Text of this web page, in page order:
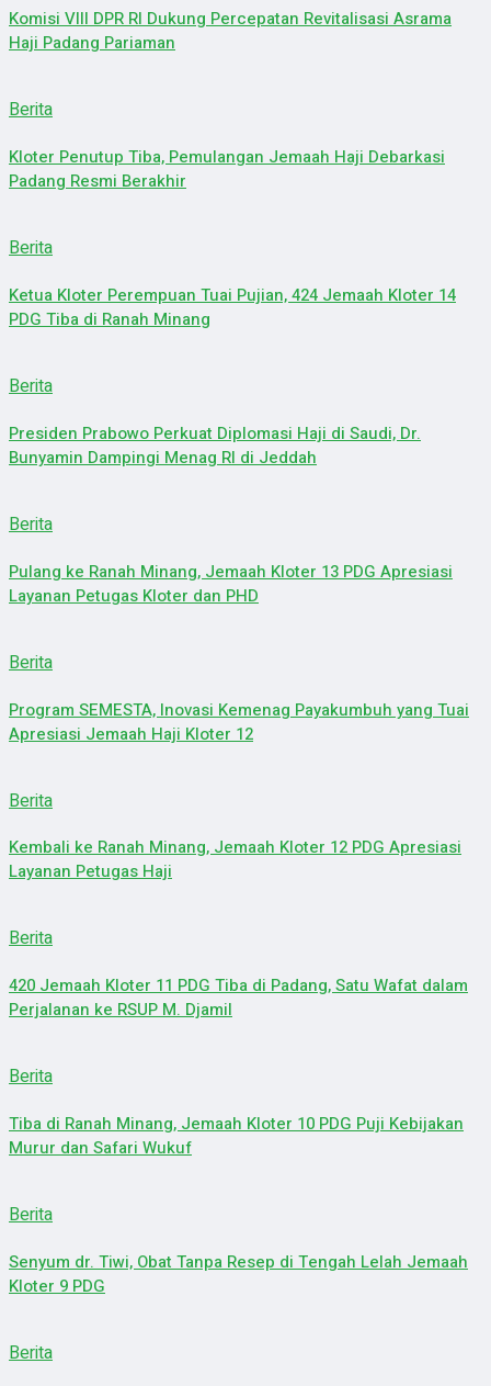
Komisi VIII DPR RI Dukung Percepatan Revitalisasi Asrama
Haji Padang Pariaman
Berita
Kloter Penutup Tiba, Pemulangan Jemaah Haji Debarkasi
Padang Resmi Berakhir
Berita
Ketua Kloter Perempuan Tuai Pujian, 424 Jemaah Kloter 14
PDG Tiba di Ranah Minang
Berita
Presiden Prabowo Perkuat Diplomasi Haji di Saudi, Dr.
Bunyamin Dampingi Menag RI di Jeddah
Berita
Pulang ke Ranah Minang, Jemaah Kloter 13 PDG Apresiasi
Layanan Petugas Kloter dan PHD
Berita
Program SEMESTA, Inovasi Kemenag Payakumbuh yang Tuai
Apresiasi Jemaah Haji Kloter 12
Berita
Kembali ke Ranah Minang, Jemaah Kloter 12 PDG Apresiasi
Layanan Petugas Haji
Berita
420 Jemaah Kloter 11 PDG Tiba di Padang, Satu Wafat dalam
Perjalanan ke RSUP M. Djamil
Berita
Tiba di Ranah Minang, Jemaah Kloter 10 PDG Puji Kebijakan
Murur dan Safari Wukuf
Berita
Senyum dr. Tiwi, Obat Tanpa Resep di Tengah Lelah Jemaah
Kloter 9 PDG
Berita